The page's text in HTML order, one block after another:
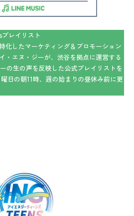
レイリスト
化したマーケティング＆プロモーション
・エヌ・ジーが、渋谷を拠点に運営する
の生の声を反映した公式プレイリストを
日の朝11時、週の始まりの昼休み前に更